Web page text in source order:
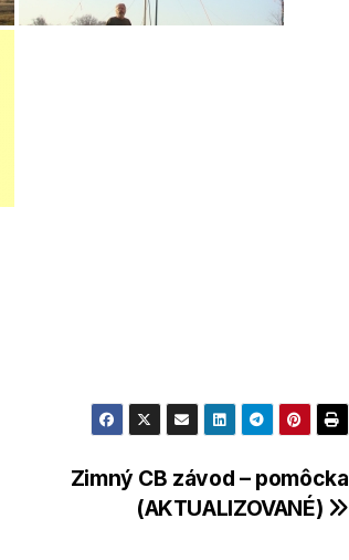
Zimný CB závod – pomôcka
(AKTUALIZOVANÉ)